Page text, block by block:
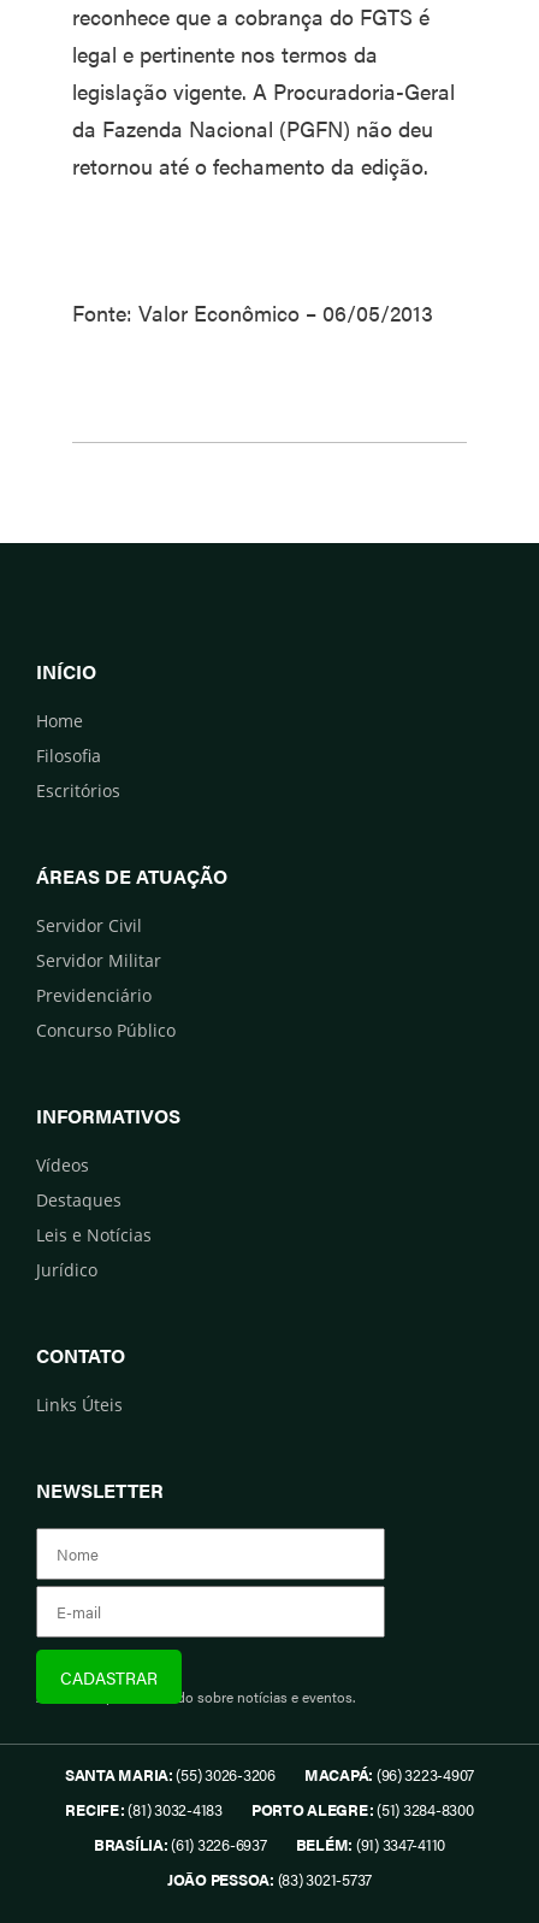
reconhece que a cobrança do FGTS é
legal e pertinente nos termos da
legislação vigente. A Procuradoria-Geral
da Fazenda Nacional (PGFN) não deu
retornou até o fechamento da edição.
Fonte: Valor Econômico – 06/05/2013
INÍCIO
Home
Filosofia
Escritórios
ÁREAS DE ATUAÇÃO
Servidor Civil
Servidor Militar
Previdenciário
Concurso Público
INFORMATIVOS
Vídeos
Destaques
Leis e Notícias
Jurídico
CONTATO
Links Úteis
NEWSLETTER
Assine e fique informado sobre notícias e eventos.
SANTA MARIA:(55) 3026-3206 MACAPÁ: (96) 3223-4907
RECIFE:(81) 3032-4183 PORTO ALEGRE:(51) 3284-8300
BRASÍLIA:(61) 3226-6937 BELÉM: (91) 3347-4110
JOÃO PESSOA: (83) 3021-5737